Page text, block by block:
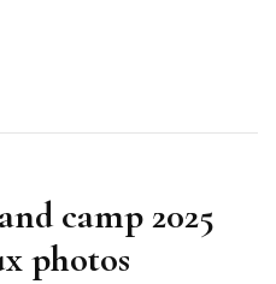
camp 2025
photos